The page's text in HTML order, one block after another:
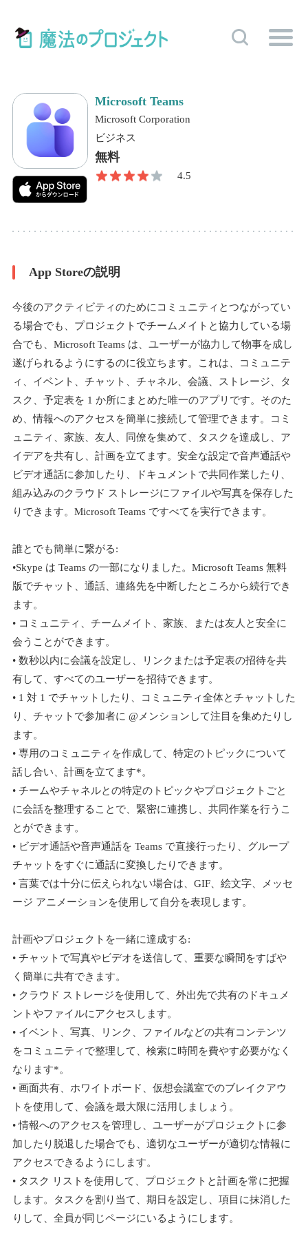
Microsoft Teams
Microsoft Corporation
ビジネス
無料
4.5
App Storeの説明
今後のアクティビティのためにコミュニティとつながってい
る場合でも、プロジェクトでチームメイトと協力している場
合でも、Microsoft Teams は、ユーザーが協力して物事を成し
遂げられるようにするのに役立ちます。これは、コミュニテ
ィ、イベント、チャット、チャネル、会議、ストレージ、タ
スク、予定表を 1 か所にまとめた唯一のアプリです。そのた
め、情報へのアクセスを簡単に接続して管理できます。コミ
ュニティ、家族、友人、同僚を集めて、タスクを達成し、ア
イデアを共有し、計画を立てます。安全な設定で音声通話や
ビデオ通話に参加したり、ドキュメントで共同作業したり、
組み込みのクラウド ストレージにファイルや写真を保存した
りできます。Microsoft Teams ですべてを実行できます。
誰とでも簡単に繋がる:
•Skype は Teams の一部になりました。Microsoft Teams 無料
版でチャット、通話、連絡先を中断したところから続行でき
ます。
• コミュニティ、チームメイト、家族、または友人と安全に
会うことができます。
• 数秒以内に会議を設定し、リンクまたは予定表の招待を共
有して、すべてのユーザーを招待できます。
• 1 対 1 でチャットしたり、コミュニティ全体とチャットした
り、チャットで参加者に @メンションして注目を集めたりし
ます。
• 専用のコミュニティを作成して、特定のトピックについて
話し合い、計画を立てます*。
• チームやチャネルとの特定のトピックやプロジェクトごと
に会話を整理することで、緊密に連携し、共同作業を行うこ
とができます。
• ビデオ通話や音声通話を Teams で直接行ったり、グループ
チャットをすぐに通話に変換したりできます。
• 言葉では十分に伝えられない場合は、GIF、絵文字、メッセ
ージ アニメーションを使用して自分を表現します。
計画やプロジェクトを一緒に達成する:
• チャットで写真やビデオを送信して、重要な瞬間をすばや
く簡単に共有できます。
• クラウド ストレージを使用して、外出先で共有のドキュメ
ントやファイルにアクセスします。
• イベント、写真、リンク、ファイルなどの共有コンテンツ
をコミュニティで整理して、検索に時間を費やす必要がなく
なります*。
• 画面共有、ホワイトボード、仮想会議室でのブレイクアウ
トを使用して、会議を最大限に活用しましょう。
• 情報へのアクセスを管理し、ユーザーがプロジェクトに参
加したり脱退した場合でも、適切なユーザーが適切な情報に
アクセスできるようにします。
• タスク リストを使用して、プロジェクトと計画を常に把握
します。タスクを割り当て、期日を設定し、項目に抹消した
りして、全員が同じページにいるようにします。